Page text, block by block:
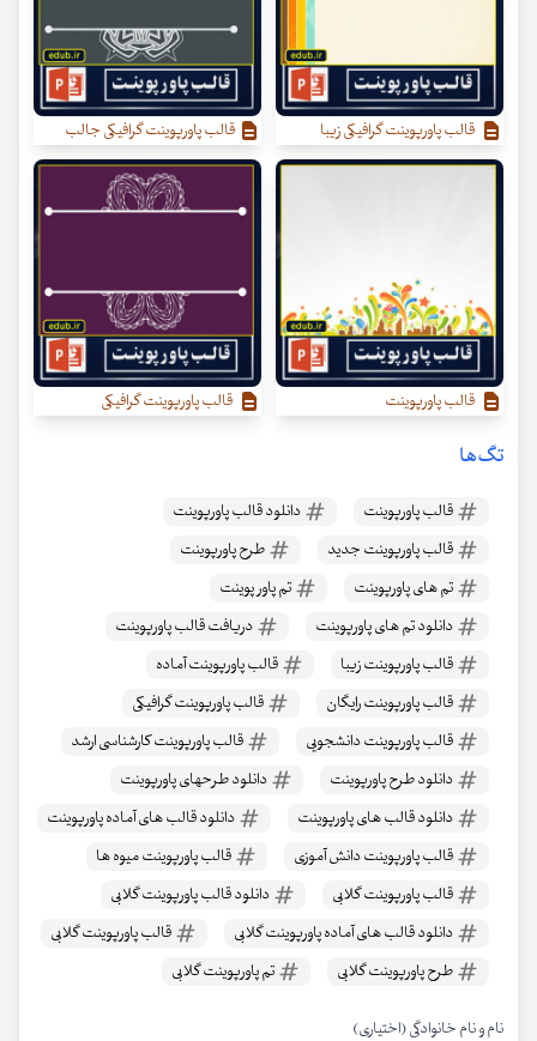
قالب پاورپوینت گرافیکی زیبا قالب پاورپوینت گرافیکی جالب
قالب پاورپوینت قالب پاورپوینت گرافیکی
تگ‌ها
قالب پاورپوینت
دانلود قالب پاورپوینت
قالب پاورپوینت جدید
طرح پاورپوینت
تم های پاورپوینت
تم پاور پوینت
دانلود تم های پاورپوینت
دریافت قالب پاورپوینت
قالب پاورپوینت زیبا
قالب پاورپوینت آماده
قالب پاورپوینت رایگان
قالب پاورپوینت گرافیکی
قالب پاورپوینت دانشجویی
قالب پاورپوینت کارشناسی ارشد
دانلود طرح پاورپوینت
دانلود طرحهای پاورپوینت
دانلود قالب های پاورپوینت
دانلود قالب های آماده پاورپوینت
قالب پاورپوینت دانش آموزی
قالب پاورپوینت میوه ها
قالب پاورپوینت گلابی
دانلود قالب پاورپوینت گلابی
دانلود قالب های آماده پاورپوینت گلابی
قالب پاورپوینت گلابی
طرح پاورپوینت گلابی
تم پاورپوینت گلابی
نام و نام خانوادگی (اختیاری)